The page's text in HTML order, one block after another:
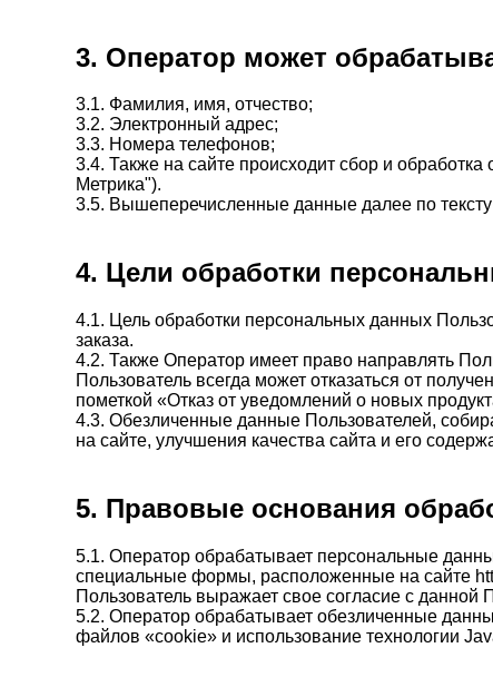
3. Оператор может
3.1. Фамилия, имя, отчество;
3.2. Электронный адрес;
3.3. Номера телефонов;
3.4. Также на сайте происходит сбор и
Метрика").
3.5. Вышеперечисленные данные далее по
4. Цели обработки
4.1. Цель обработки персональных данных
заказа.
4.2. Также Оператор имеет право направлять
Пользователь всегда может отказаться от
пометкой «Отказ от уведомлений о новых
4.3. Обезличенные данные Пользователей,
на сайте, улучшения качества сайта и его
5. Правовые основания
5.1. Оператор обрабатывает персональные
специальные формы, расположенные на сайте
Пользователь выражает свое согласие с данной
5.2. Оператор обрабатывает обезличенные
файлов «cookie» и использование технологии